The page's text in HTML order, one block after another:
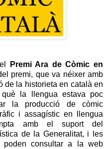
Premi Ara de Còmic en
premi, que va néixer amb
de la historieta en català en
la llengua estava poc
la producció de còmic
i assagístic en llengua
amb el suport del
de la Generalitat, i les
poden consultar a la web